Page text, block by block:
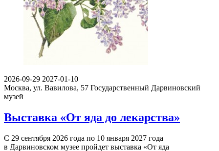
2026-09-29 2027-01-10
Москва, ул. Вавилова, 57 Государственный Дарвиновский
музей
Выставка «От яда до лекарства»
С 29 сентября 2026 года по 10 января 2027 года
в Дарвиновском музее пройдет выставка «От яда